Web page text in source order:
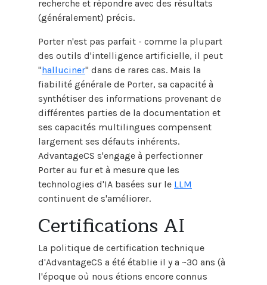
recherche et répondre avec des résultats
(généralement) précis.
Porter n'est pas parfait - comme la plupart
des outils d'intelligence artificielle, il peut
"halluciner" dans de rares cas. Mais la
fiabilité générale de Porter, sa capacité à
synthétiser des informations provenant de
différentes parties de la documentation et
ses capacités multilingues compensent
largement ses défauts inhérents.
AdvantageCS s'engage à perfectionner
Porter au fur et à mesure que les
technologies d'IA basées sur le LLM
continuent de s'améliorer.
Certifications AI
La politique de certification technique
d'AdvantageCS a été établie il y a ~30 ans (à
l'époque où nous étions encore connus